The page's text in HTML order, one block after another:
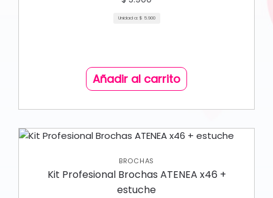
Unidad a: $ 5.900
Añadir al carrito
BROCHAS
Kit Profesional Brochas ATENEA x46 +
estuche